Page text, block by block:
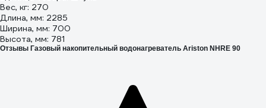
Вес, кг: 270
Длина, мм: 2285
Ширина, мм: 700
Высота, мм: 781
Отзывы Газовый накопительный водонагреватель Ariston NHRE 90